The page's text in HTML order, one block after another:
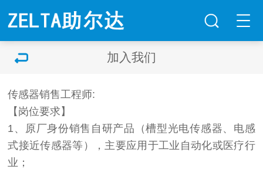
加入我们
传感器销售工程师:
【岗位要求】
1、原厂身份销售自研产品（槽型光电传感器、电感
式接近传感器等），主要应用于工业自动化或医疗行
业；